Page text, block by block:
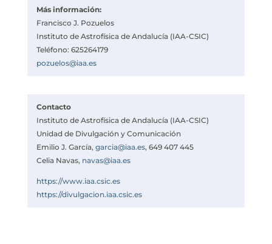
Más información:
Francisco J. Pozuelos
Instituto de Astrofísica de Andalucía (IAA-CSIC)
Teléfono: 625264179
pozuelos@iaa.es
Contacto
Instituto de Astrofísica de Andalucía (IAA-CSIC)
Unidad de Divulgación y Comunicación
Emilio J. García, garcia@iaa.es, 649 407 445
Celia Navas, navas@iaa.es
https://www.iaa.csic.es
https://divulgacion.iaa.csic.es